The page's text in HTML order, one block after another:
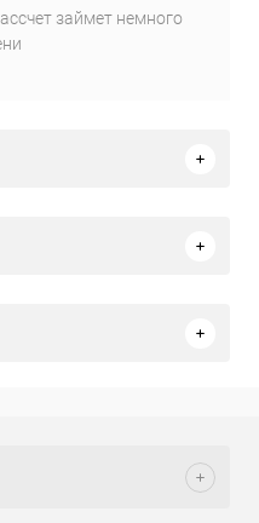
займет немного